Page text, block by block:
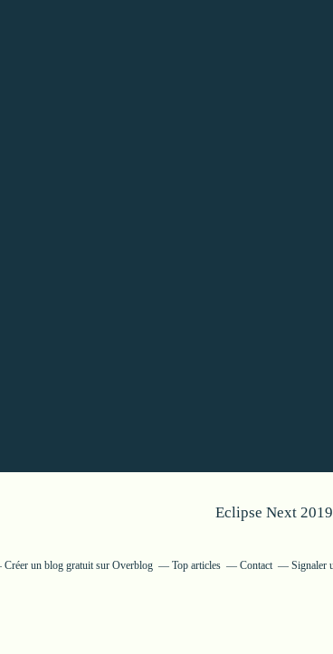
Eclipse Next
Créer un blog gratuit sur Overblog Top articles Contact Signaler